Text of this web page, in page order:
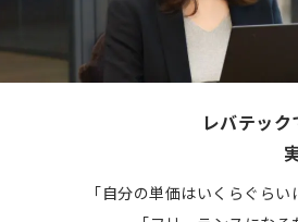
レバテッ
「自分の単価はいくらぐら